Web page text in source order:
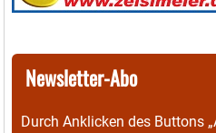
Newsletter-Abo
Durch Anklicken des Buttons